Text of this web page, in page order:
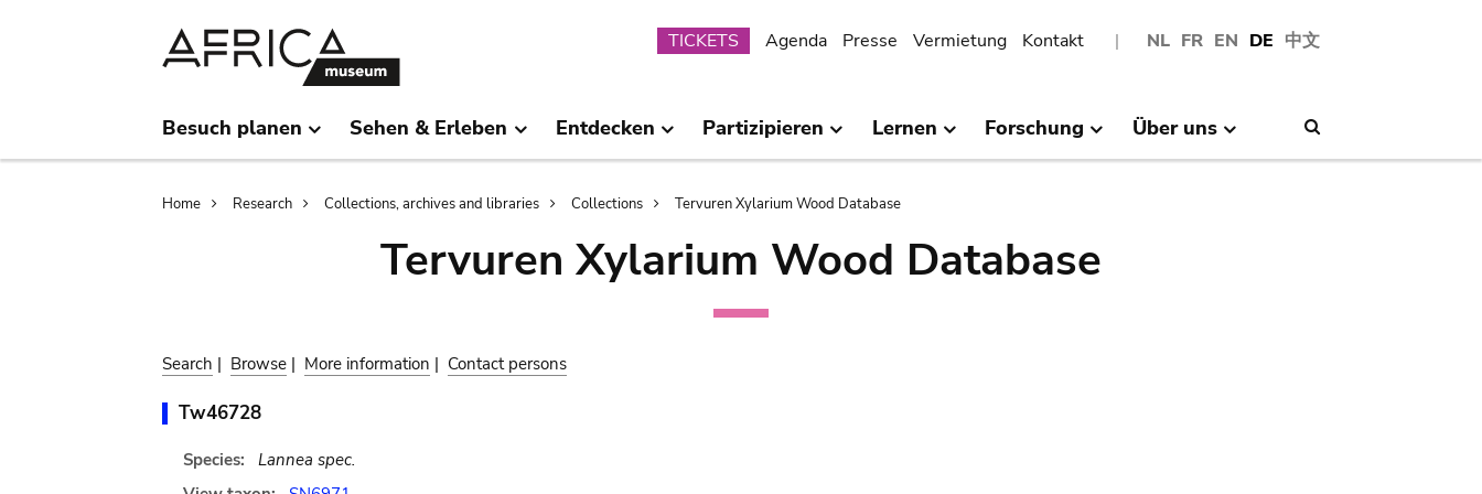
NL FR EN DE 中文
Submenu
TICKETS Agenda Presse Vermietung Kontakt
Besuch planen Sehen & Erleben Entdecken Partizipieren Lernen Forschung Über uns
Breadcrumb
Home Research Collections, archives and libraries Collections Tervuren Xylarium Wood Database
Tervuren Xylarium Wood Database
Search | Browse | More information | Contact persons
Tw46728
Species:
Lannea spec.